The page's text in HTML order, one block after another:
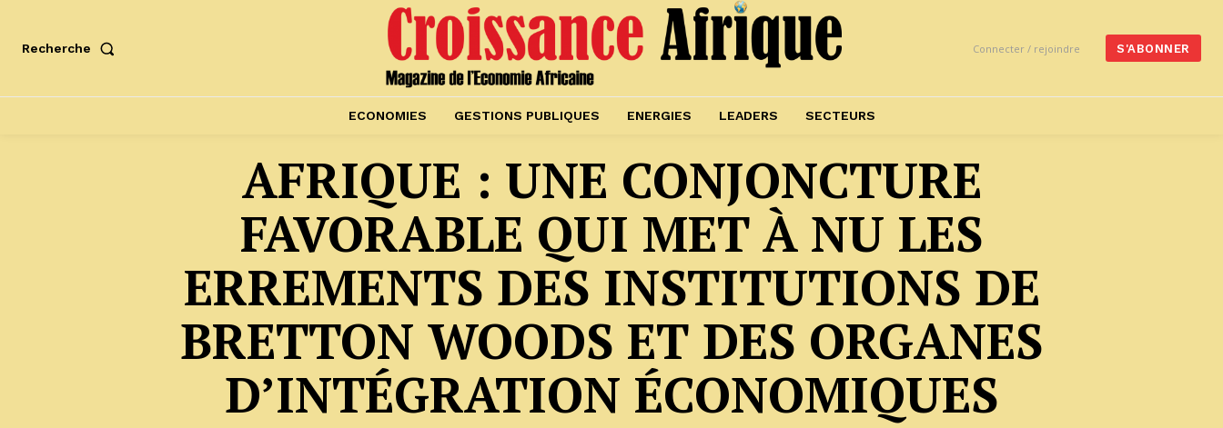
Recherche Connecter / rejoindre S'ABONNER
ECONOMIES GESTIONS PUBLIQUES ENERGIES LEADERS SECTEURS
AFRIQUE : UNE CONJONCTURE
FAVORABLE QUI MET À NU LES
ERREMENTS DES INSTITUTIONS DE
BRETTON WOODS ET DES ORGANES
D’INTÉGRATION ÉCONOMIQUES